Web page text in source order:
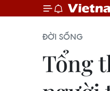
ĐỜI SỐNG
Tổng